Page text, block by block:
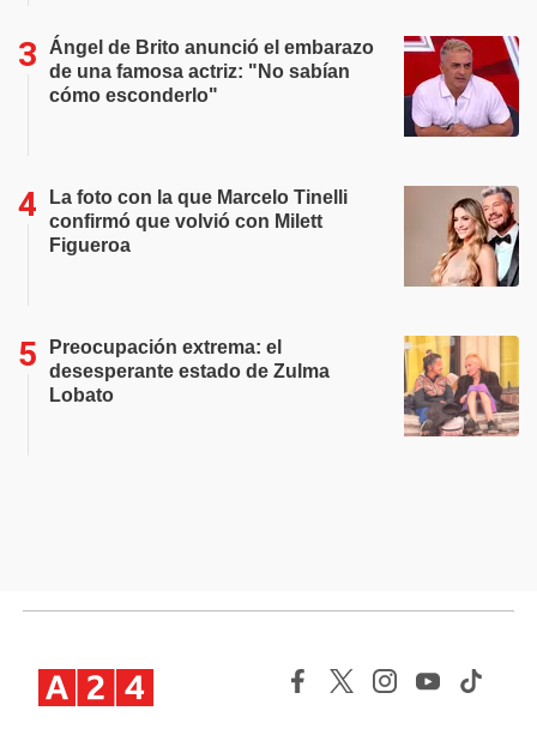
Ángel de Brito anunció el embarazo
de una famosa actriz: "No sabían
cómo esconderlo"
La foto con la que Marcelo Tinelli
confirmó que volvió con Milett
Figueroa
Preocupación extrema: el
desesperante estado de Zulma
Lobato